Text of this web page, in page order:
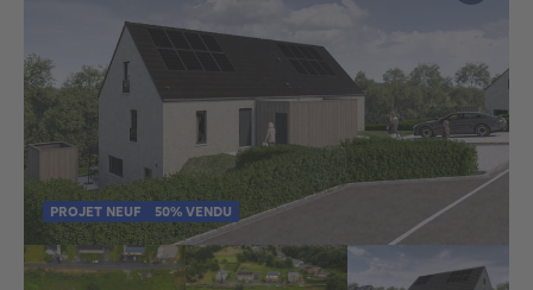
PROJET NEUF 50% VENDU